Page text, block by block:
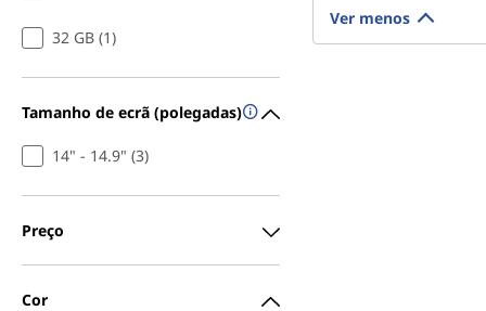
32 GB (1)
Tamanho de ecrã (polegadas)
14" - 14.9" (3)
Preço
Cor
Ver menos